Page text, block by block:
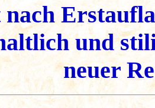
nach
und
neuer